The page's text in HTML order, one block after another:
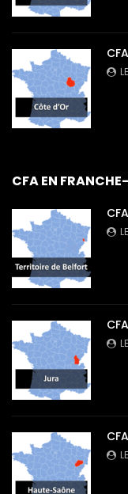
CFA EN